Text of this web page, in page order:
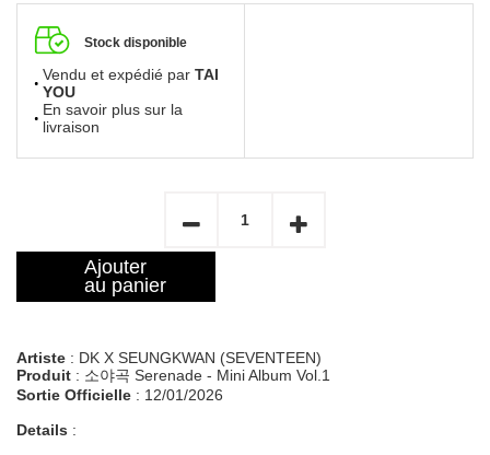
Stock disponible
Vendu et expédié par TAI
YOU
En savoir plus sur la
livraison
Ajouter
au panier
Artiste : DK X SEUNGKWAN (SEVENTEEN)
Produit : 소야곡 Serenade - Mini Album Vol.1
Sortie Officielle : 12/01/2026
Details :